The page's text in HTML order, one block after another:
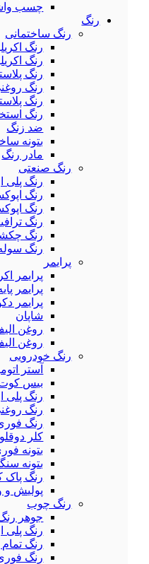
چسب
رنگ
رنگ ساختمانی
رنگ
رنگ
رنگ
رنگ
رنگ
رنگ
ضد زنگ
بتونه
مادر رنگ
رنگ صنعتی
رنگ پلی
رنگ
رنگ
رنگ
رنگ
رنگ
پرایمر
پرایمر
پرایمر
پرایمر
شاپان
روغن
روغن
رنگ خودرویی
آستر
بیس کوت
رنگ پلی
رنگ
رنگ
کلر
بتونه
بتونه
رنگ پاک
پولیش
رنگ چوب
جوهر
رنگ پلی
رنگ تمام
رنگ